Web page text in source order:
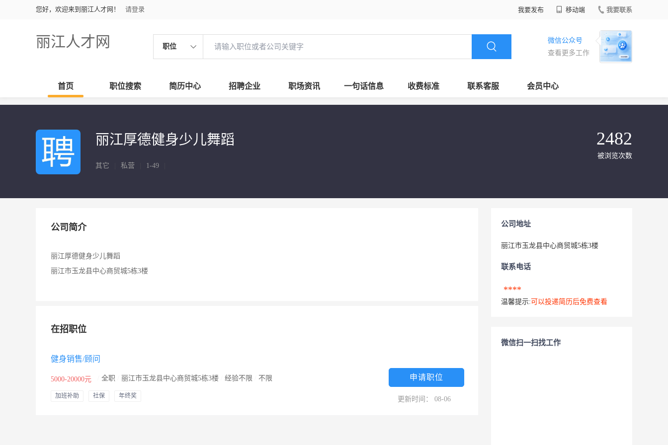
您好，欢迎来到丽江人才网！ 请登录 我要发布 移动端 我要联系
丽江人才网 职位
微信公众号
查看更多工作
首页 职位搜索 简历中心 招聘企业 职场资讯 一句话信息 收费标准 联系客服 会员中心
丽江厚德健身少儿舞蹈
其它 私营 1-49
2482
被浏览次数
公司简介
丽江厚德健身少儿舞蹈
丽江市玉龙县中心商贸城5栋3楼
在招职位
健身销售/顾问
5000-20000元 全职 丽江市玉龙县中心商贸城5栋3楼 经验不限 不限
加班补助 社保 年终奖
申请职位
更新时间： 08-06
公司地址
丽江市玉龙县中心商贸城5栋3楼
联系电话
****
温馨提示: 可以投递简历后免费查看
微信扫一扫找工作